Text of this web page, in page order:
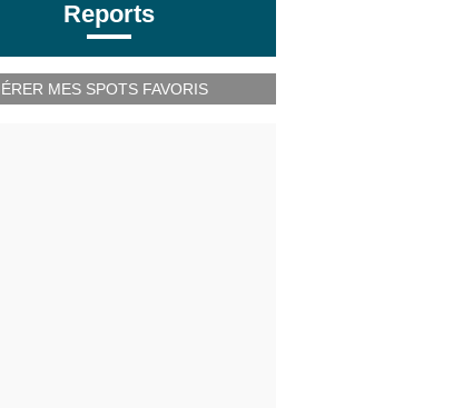
Reports
MES SPOTS FAVORIS